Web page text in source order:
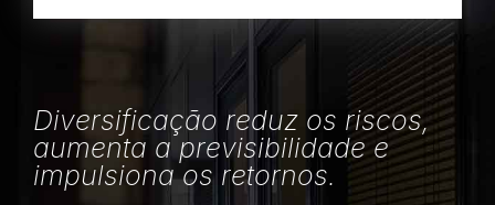
Diversificação reduz os riscos,
aumenta a previsibilidade e
impulsiona os retornos.